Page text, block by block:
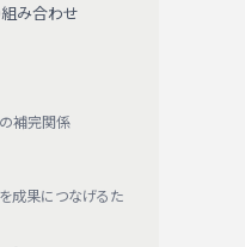
み合わせ
補完関係
成果につなげるた